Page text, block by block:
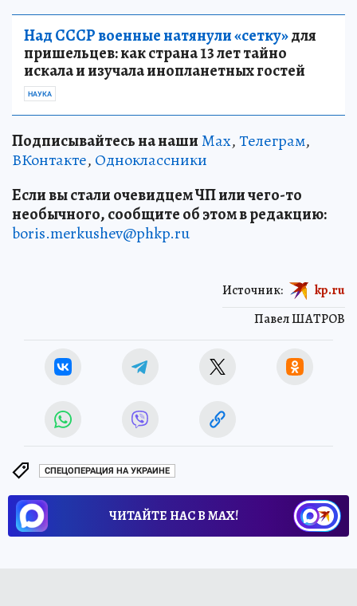
Над СССР военные натянули «сетку»для
пришельцев: как страна 13 лет тайно
искала и изучала инопланетных гостей
НАУКА
Подписывайтесь на нашиMax,Телеграм,
ВКонтакте, Одноклассники
Если вы стали очевидцем ЧП или чего-то
необычного, сообщите об этом в редакцию:
boris.merkushev@phkp.ru
Павел ШАТРОВ
Источник: kp.ru
СПЕЦОПЕРАЦИЯ НА УКРАИНЕ
ЧИТАЙТЕ НАС В МАХ!